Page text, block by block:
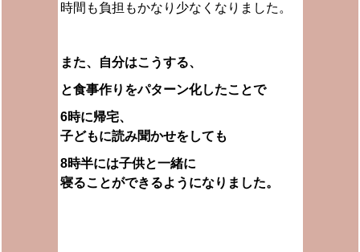
時間も負担もかなり少なくなりました。
また、自分はこうする、
と食事作りをパターン化したことで
6時に帰宅、
子どもに読み聞かせをしても
8時半には子供と一緒に
寝ることができるようになりました。